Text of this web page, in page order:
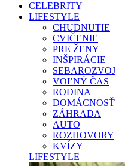
CELEBRITY
LIFESTYLE
CHUDNUTIE
CVIČENIE
PRE ŽENY
INŠPIRÁCIE
SEBAROZVOJ
VOĽNÝ ČAS
RODINA
DOMÁCNOSŤ
ZÁHRADA
AUTO
ROZHOVORY
KVÍZY
LIFESTYLE